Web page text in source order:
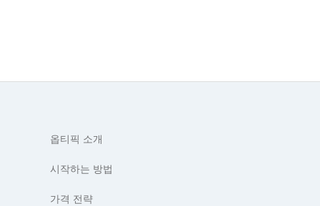
옵티픽 소개
시작하는 방법
가격 전략